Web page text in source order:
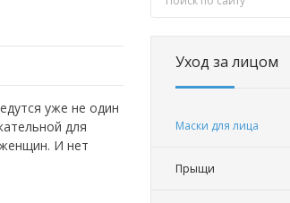
уже не один
для
И нет
Уход за лицом
Маски для лица
Прыщи